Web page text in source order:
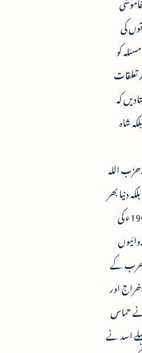
کی
کو
کہ
شاہ
اللہ
دنیا بھر
کی طاغوتی قوتوں کی یہ سازش ہے کہ مسلم ممالک کو آپس میں لڑایا جاتا رکھا جائے اور مسلمان اس سازش کا شکار ہوتے ہیں۔ یمن کی 1960ء کی
عرب کے
اور
نے حماس
اسد نے